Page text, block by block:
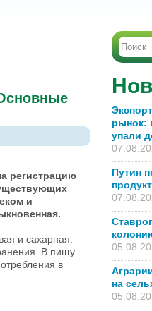
регистрацию
и
и сахарная.
В пищу
в
рынок:
упали
Путин
на